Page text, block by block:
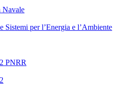
Navale
Sistemi per l’Energia e l’Ambiente
PNRR